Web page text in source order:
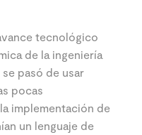
tecnológico
de la ingeniería
pasó de usar
pocas
implementación de
un lenguaje de